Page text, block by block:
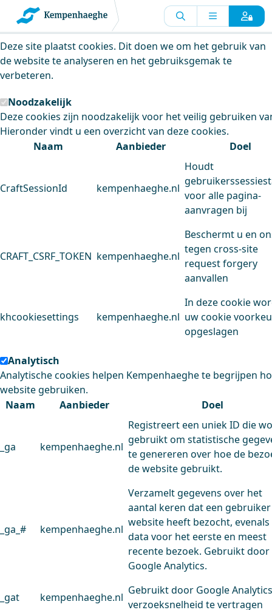
Kempenhaeghe maakt gebruik van
cookies
Deze site plaatst cookies. Dit doen we om het gebruik van
de website te analyseren en het gebruiksgemak te
verbeteren.
Noodzakelijk
Deze cookies zijn noodzakelijk voor het veilig gebruiken
Hieronder vindt u een overzicht van deze cookies.
Naam
Aanbieder Doel
CraftSessionId kempenhaeghe.nl
Houdt
voor alle pagina-
aanvragen bij
CRAFT_CSRF_TOKEN kempenhaeghe.nl
Beschermt u en
tegen cross-site
request forgery
aanvallen
khcookiesettings kempenhaeghe.nl
In deze cookie
uw cookie
opgeslagen
Analytisch
Analytische cookies helpen Kempenhaeghe te begrijpen
website gebruiken.
Naam
Aanbieder Doel
_ga kempenhaeghe.nl
Registreert een uniek ID die
gebruikt om statistische
te genereren over hoe de
de website gebruikt.
_ga_# kempenhaeghe.nl
Verzamelt gegevens over het
aantal keren dat een
website heeft bezocht, evenals
data voor het eerste en meest
recente bezoek. Gebruikt door
Google Analytics.
_gat kempenhaeghe.nl
Gebruikt door Google
verzoeksnelheid te vertragen